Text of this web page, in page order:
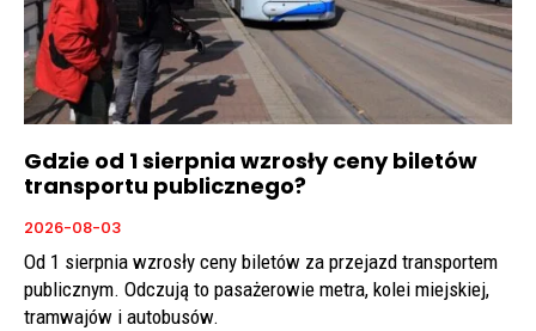
Gdzie od 1 sierpnia wzrosły ceny biletów
transportu publicznego?
2026-08-03
Od 1 sierpnia wzrosły ceny biletów za przejazd transportem
publicznym. Odczują to pasażerowie metra, kolei miejskiej,
tramwajów i autobusów.